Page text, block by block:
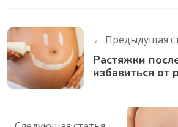
← Предыдущая
Растяжки
избавиться от